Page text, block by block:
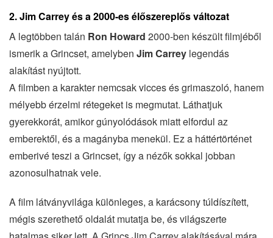
2.Jim Carrey és a 2000-es élőszereplős változat
A legtöbben talán Ron Howard 2000-ben készült filmjéből
ismerik a Grincset, amelyben Jim Carrey legendás
alakítást nyújtott.
A filmben a karakter nemcsak vicces és grimaszoló, hanem
mélyebb érzelmi rétegeket is megmutat. Láthatjuk
gyerekkorát, amikor gúnyolódások miatt elfordul az
emberektől, és a magányba menekül. Ez a háttértörténet
emberivé teszi a Grincset, így a nézők sokkal jobban
azonosulhatnak vele.
A film látványvilága különleges, a karácsony túldíszített,
mégis szerethető oldalát mutatja be, és világszerte